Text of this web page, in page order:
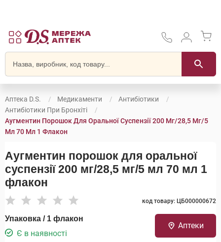
Аптека D.S. Медикаменти
Антибіотики
Антибіотики При Бронхіті
Аугментин Порошок Для Оральної Суспензії 200 Мг/28,5 Мг/5
Мл 70 Мл 1 Флакон
Аугментин порошок для оральної
суспензії 200 мг/28,5 мг/5 мл 70 мл 1
флакон
код товару: ЦБ000000672
Упаковка / 1 флакон
Є в наявності
Аптеки